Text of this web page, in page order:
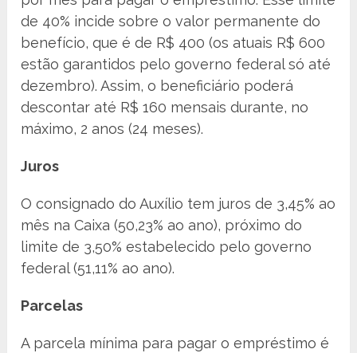
de 40% incide sobre o valor permanente do
benefício, que é de R$ 400 (os atuais R$ 600
estão garantidos pelo governo federal só até
dezembro). Assim, o beneficiário poderá
descontar até R$ 160 mensais durante, no
máximo, 2 anos (24 meses).
Juros
O consignado do Auxílio tem juros de 3,45% ao
mês na Caixa (50,23% ao ano), próximo do
limite de 3,50% estabelecido pelo governo
federal (51,11% ao ano).
Parcelas
A parcela mínima para pagar o empréstimo é